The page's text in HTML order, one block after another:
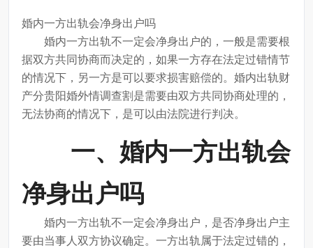
婚内一方出轨会净身出户吗
婚内一方出轨不一定会净身出户的，一般是需要根
据双方共同协商而决定的，如果一方存在法定过错情节
的情况下，另一方是可以要求损害赔偿的。婚内出轨财
产分贵阳婚外情调查割是需要由双方共同协商处理的，
无法协商的情况下，是可以由法院进行判决。
一、婚内一方出轨会
净身出户吗
婚内一方出轨不一定会净身出户，是否净身出户主
要由当事人双方协议确定。一方出轨属于法定过错的，